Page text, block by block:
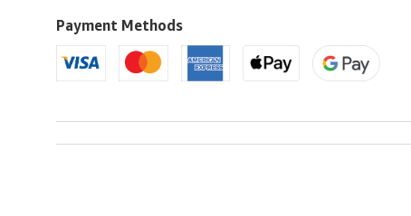
U.S.A.
Payment Methods